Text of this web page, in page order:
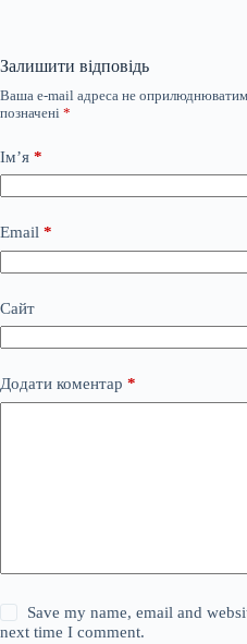
Залишити відповідь
Ваша e-mail адреса не
позначені *
Ім’я *
Email *
Сайт
Додати коментар *
Save my name, email and
next time I comment.